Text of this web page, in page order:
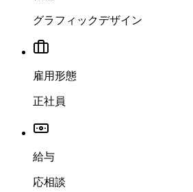
グラフィックデザイン
雇用形態
正社員
給与
応相談